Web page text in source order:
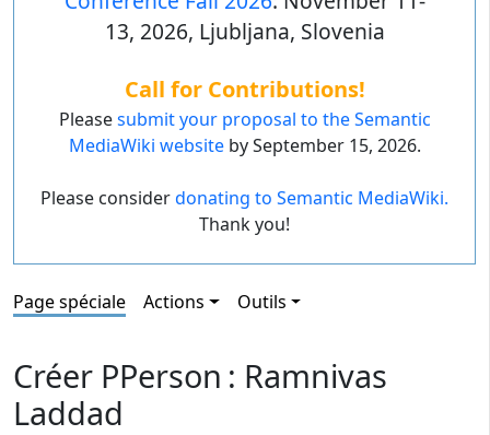
13, 2026, Ljubljana, Slovenia
Call for Contributions!
Pleasesubmit your proposal to the Semantic
MediaWiki websiteby September 15, 2026.
Please considerdonating to Semantic MediaWiki.
Thank you!
Page spéciale Actions Outils
Créer PPerson : Ramnivas
Laddad